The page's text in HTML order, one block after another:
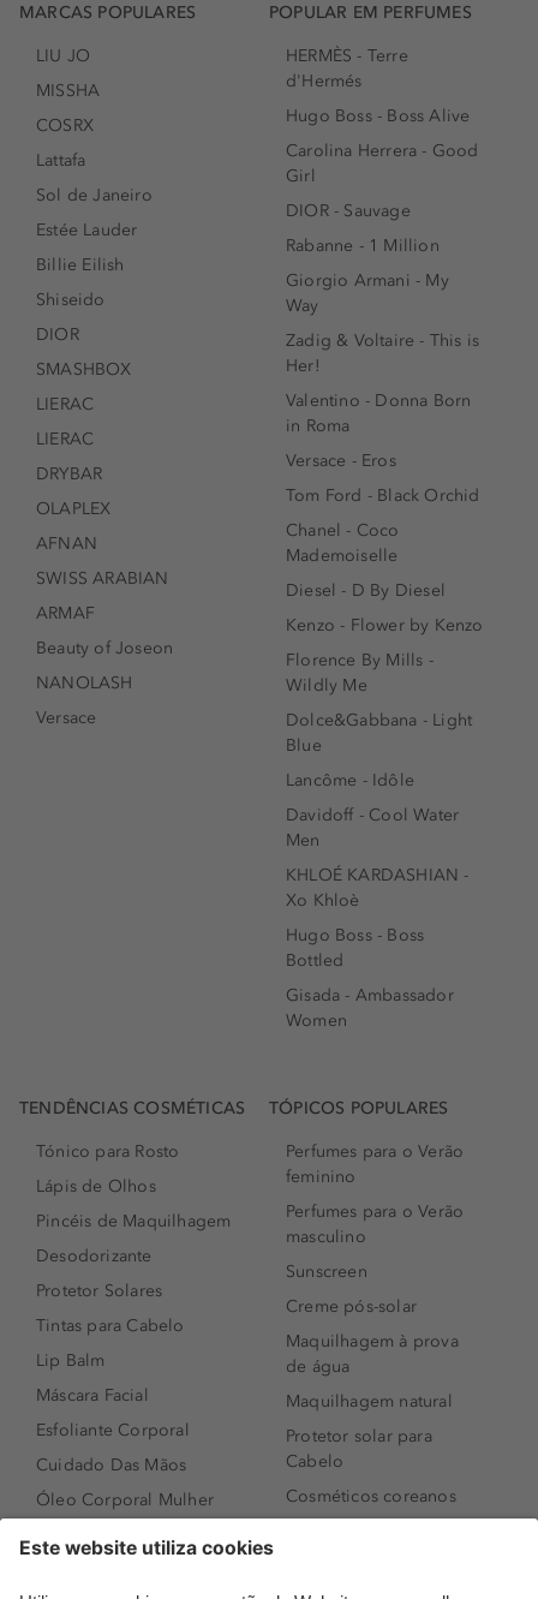
MARCAS POPULARES
LIU JO
MISSHA
COSRX
Lattafa
Sol de Janeiro
Estée Lauder
Billie Eilish
Shiseido
DIOR
SMASHBOX
LIERAC
LIERAC
DRYBAR
OLAPLEX
AFNAN
SWISS ARABIAN
ARMAF
Beauty of Joseon
NANOLASH
Versace
POPULAR EM PERFUMES
HERMÈS - Terre
d'Hermés
Hugo Boss - Boss Alive
Carolina Herrera - Good
Girl
DIOR - Sauvage
Rabanne - 1 Million
Giorgio Armani - My
Way
Zadig & Voltaire - This is
Her!
Valentino - Donna Born
in Roma
Versace - Eros
Tom Ford - Black Orchid
Chanel - Coco
Mademoiselle
Diesel - D By Diesel
Kenzo - Flower by Kenzo
Florence By Mills -
Wildly Me
Dolce&Gabbana - Light
Blue
Lancôme - Idôle
Davidoff - Cool Water
Men
KHLOÉ KARDASHIAN -
Xo Khloè
Hugo Boss - Boss
Bottled
Gisada - Ambassador
Women
TENDÊNCIAS COSMÉTICAS
Tónico para Rosto
Lápis de Olhos
Pincéis de Maquilhagem
Desodorizante
Protetor Solares
Tintas para Cabelo
Lip Balm
Máscara Facial
Esfoliante Corporal
Cuidado Das Mãos
Óleo Corporal Mulher
TÓPICOS POPULARES
Perfumes para o Verão
feminino
Perfumes para o Verão
masculino
Sunscreen
Creme pós-solar
Maquilhagem à prova
de água
Maquilhagem natural
Protetor solar para
Cabelo
Cosméticos coreanos
Perfumes árabes